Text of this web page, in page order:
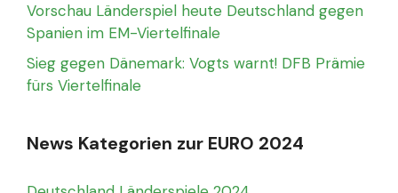
Vorschau Länderspiel heute Deutschland gegen
Spanien im EM-Viertelfinale
Sieg gegen Dänemark: Vogts warnt! DFB Prämie
fürs Viertelfinale
News Kategorien zur EURO 2024